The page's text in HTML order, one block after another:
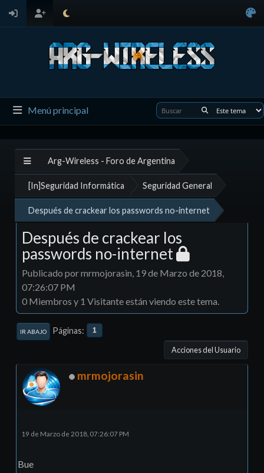
Menú principal
Arg-Wireless - Foro de Argentina
[In]Seguridad Informática Seguridad General
Después de crackear los passwords no-internet
Después de crackear los
passwords no-internet
Publicado por mrmojorasin, 19 de Marzo de 2018,
07:26:07 PM
0 Miembros y 1 Visitante están viendo este tema.
IR ABAJO Páginas 1
Acciones del Usuario
mrmojorasin
19 de Marzo de 2018, 07:26:07 PM
Bue